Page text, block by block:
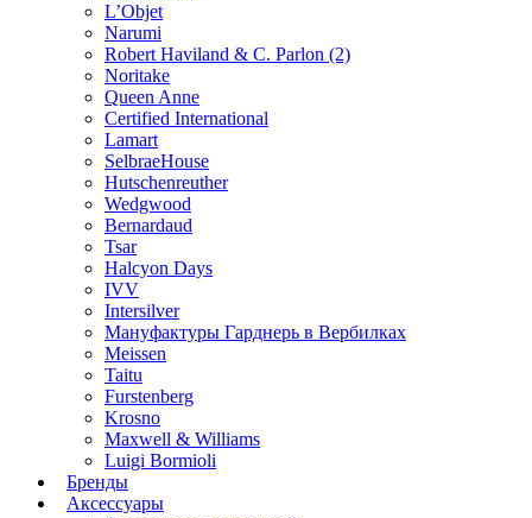
L’Objet
Narumi
Robert Haviland & C. Parlon (2)
Noritakе
Queen Anne
Certified International
Lamart
SelbraeHouse
Hutschenreuther
Wedgwood
Bernardaud
Tsar
Halcyon Days
IVV
Intersilver
Мануфактуры Гарднерь в Вербилках
Meissen
Taitu
Furstenberg
Krosno
Maxwell & Williams
Luigi Bormioli
Бренды
Аксессуары